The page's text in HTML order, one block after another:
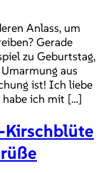
Anlass, um
Gerade
zu Geburtstag,
aus
ist! Ich liebe
habe ich mit […]